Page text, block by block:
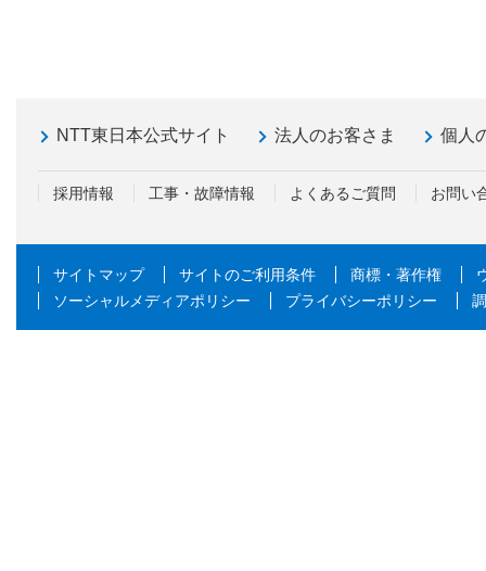
NTT東日本公式サイト 法人のお客さま 個人
採用情報 工事・故障情報 よくあるご質問 お問い
サイトマップ サイトのご利用条件 商標・著作権
ソーシャルメディアポリシー
プライバシーポリシー